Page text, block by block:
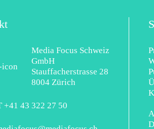
Media Focus Schweiz
GmbH
Stauffacherstrasse 28
8004 Zürich
+41 43 322 27 50